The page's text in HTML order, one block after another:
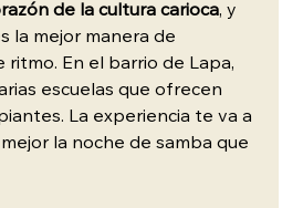
de la cultura carioca, y
la mejor manera de
En el barrio de Lapa,
escuelas que ofrecen
La experiencia te va a
la noche de samba que